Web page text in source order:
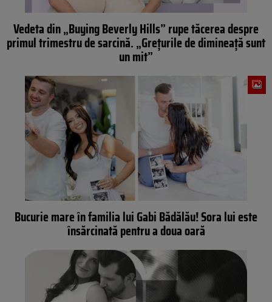
Vedeta din „Buying Beverly Hills” rupe tăcerea despre
primul trimestru de sarcină. „Grețurile de dimineață sunt
un mit”
Bucurie mare în familia lui Gabi Bădălău! Sora lui este
însărcinată pentru a doua oară